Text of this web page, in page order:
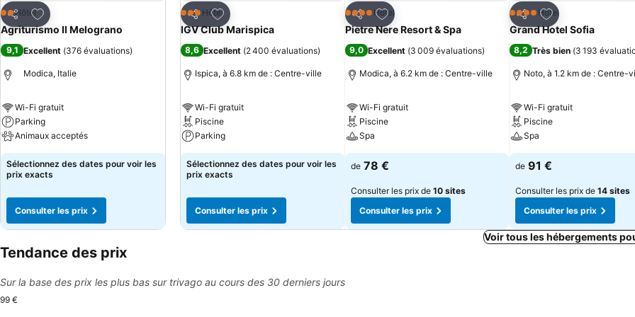
Partager
Ajouter à mes favoris
2 Étoiles
Hôtel
Agriturismo Il Melograno
9,1 Excellent (376 évaluations)
Modica, Italie
Wi-Fi gratuit
Parking
Animaux acceptés
Sélectionnez des dates pour voir les
prix exacts
Consulter les prix
Partager
Ajouter à mes favoris
3 ÉtoilesHôtel
IGV Club Marispica
8,6 Excellent (2 400 évaluations)
Ispica, à 6.8 km de : Centre-ville
Wi-Fi gratuit
Piscine
Parking
Sélectionnez des dates pour voir les
prix exacts
Consulter les prix
Partager
Ajouter à mes favoris
4 ÉtoilesHôtel
Pietre Nere Resort & Spa
9,0 Excellent (3 009 évaluations)
Modica, à 6.2 km de : Centre-ville
Wi-Fi gratuit
Piscine
Spa
de 78 €
Consulter les prix de 10 sites
Consulter les prix
Partager
Ajouter à mes
4 ÉtoilesHôtel
Grand Hotel Sofia
8,2 Très bien (3 193
Noto, à 1.2 km de : Centre-
Wi-Fi gratuit
Piscine
Spa
de 91 €
Consulter les prix de 14 sites
Consulter les prix
Voir tous les hébergements
Tendance des prix
Sur la base des prix les plus bas sur trivago au cours des 30 derniers jours
99 €